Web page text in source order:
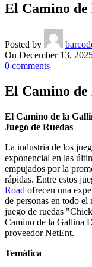
El Camino
Posted by
On December 13,
0 comments
El Camino
El Camino de la
Juego de Ruedas
La industria de los
exponencial en las
empujados por la
rápidas. Entre estos
Road ofrecen una
de personas en todo
juego de ruedas
Camino de la Gallina
proveedor NetEnt.
Temática